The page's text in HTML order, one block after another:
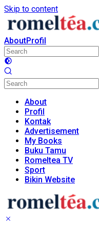
Skip to content
AboutProfil
About
Profil
Kontak
Advertisement
My Books
Buku Tamu
Romeltea TV
Sport
Bikin Website